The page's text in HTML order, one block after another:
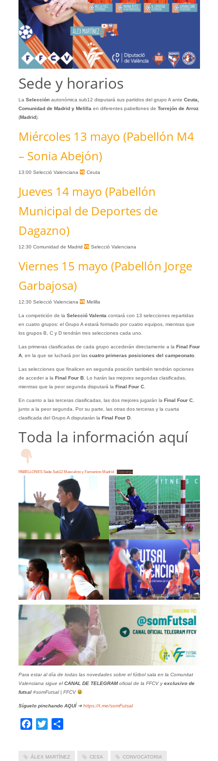
Sede y horarios
La Selecciónautonómica sub12 disputará sus partidos del grupo A ante Ceuta,
Comunidad de Madrid y Melilla en diferentes pabellones de Torrejón de Arroz
(Madrid).
Miércoles 13 mayo (Pabellón M4
– Sonia Abejón)
13:00 Selecció Valenciana Ceuta
Jueves 14 mayo (Pabellón
Municipal de Deportes de
Dagazno)
12:30 Comunidad de Madrid Selecció Valenciana
Viernes 15 mayo (Pabellón Jorge
Garbajosa)
12:30 Selecció Valenciana Melilla
La competición de la Selecció Valenta contará con 13 selecciones repartidas
en cuatro grupos: el Grupo A estará formado por cuatro equipos, mientras que
los grupos B, C y D tendrán tres selecciones cada uno.
Las primeras clasificadas de cada grupo accederán directamente a la Final Four
A, en la que se luchará por lascuatro primeras posiciones del campeonato.
Las selecciones que finalicen en segunda posición también tendrán opciones
de acceder a la Final Four B. Lo harán las mejores segundas clasificadas,
mientras que la peor segunda disputará la Final Four C.
En cuanto a las terceras clasificadas, las dos mejores jugarán la Final Four C,
junto a la peor segunda. Por su parte, las otras dos terceras y la cuarta
clasificada del Grupo A disputarán la Final Four D.
Toda la información aquí
PABELLONES Sede Sub12 Masculino y Femenino Madrid Descarga
Para estar al día de todas las novedades sobre el fútbol sala en la Comunitat
Valenciana sigue elCANAL DE TELEGRAMoficial de la FFCV yexclusivo de
futsal#somFutsal | FFCV
Síguelo pinchando AQUÍ➜https://t.me/somFutsal
Facebook
Twitter
ÁLEX MARTÍNEZ CESA CONVOCATORIA